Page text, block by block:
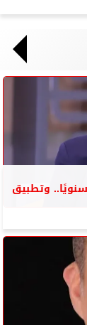
وتطبيق